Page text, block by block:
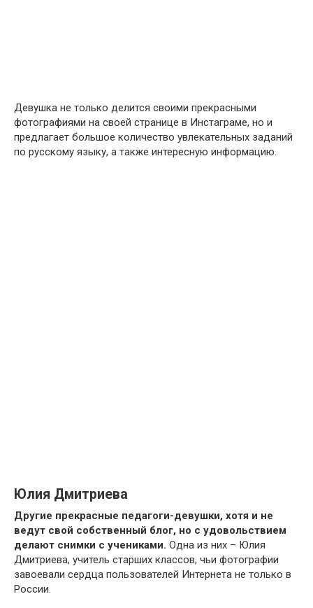
Девушка не только делится своими прекрасными
фотографиями на своей странице в Инстаграме, но и
предлагает большое количество увлекательных заданий
по русскому языку, а также интересную информацию.
Юлия Дмитриева
Другие прекрасные педагоги-девушки, хотя и не
ведут свой собственный блог, но с удовольствием
делают снимки с учениками. Одна из них – Юлия
Дмитриева, учитель старших классов, чьи фотографии
завоевали сердца пользователей Интернета не только в
России.